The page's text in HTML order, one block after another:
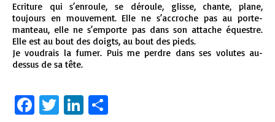
Ecriture qui s’enroule, se déroule, glisse, chante, plane,
toujours en mouvement. Elle ne s’accroche pas au porte-
manteau, elle ne s’emporte pas dans son attache équestre.
Elle est au bout des doigts, au bout des pieds.
Je voudrais la fumer. Puis me perdre dans ses volutes au-
dessus de sa tête.
Facebook
TwitterLinkedIn